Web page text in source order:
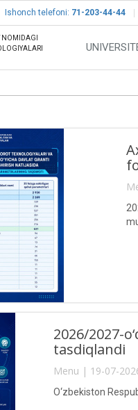
Ishonch telefoni: 71-203-44-44
2026/2027-
tasdiqlandi
Menu | 19-07-
O‘zbekiston